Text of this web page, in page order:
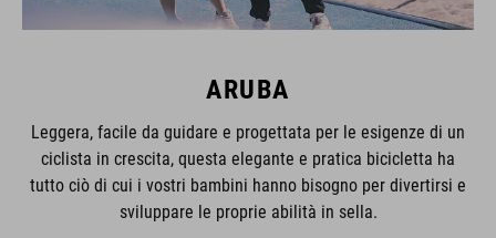
ARUBA
Leggera, facile da guidare e progettata per le esigenze di un
ciclista in crescita, questa elegante e pratica bicicletta ha
tutto ciò di cui i vostri bambini hanno bisogno per divertirsi e
sviluppare le proprie abilità in sella.